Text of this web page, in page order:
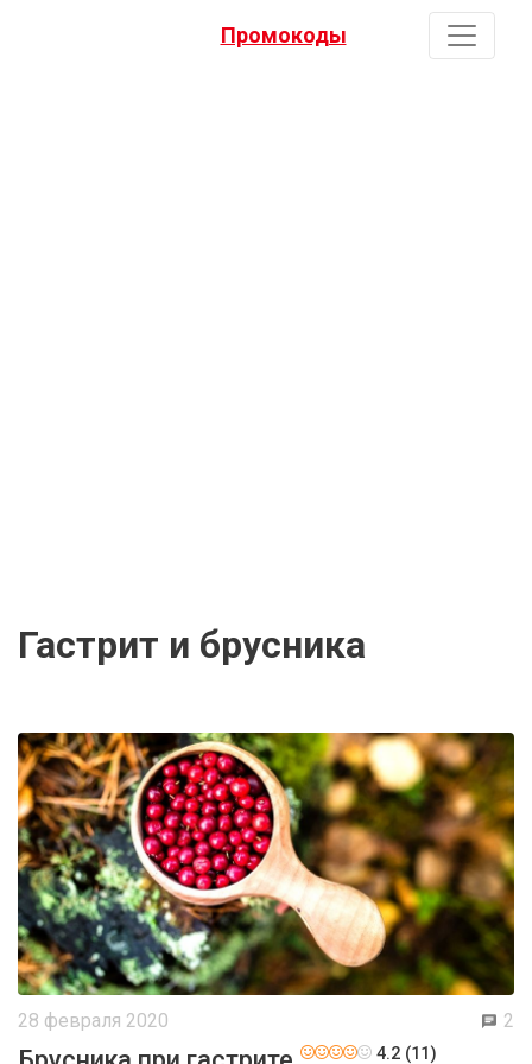
Промокоды
гастрит и брусника
28 февраля 2020 2
4.2 (11)